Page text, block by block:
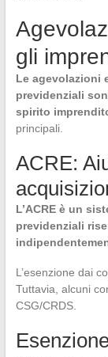
gli
Le agevolazioni
previdenziali
spirito
principali.
ACRE:
L’ACRE è un
previdenziali
L’esenzione dai
Tuttavia, alcuni
CSG/CRDS.